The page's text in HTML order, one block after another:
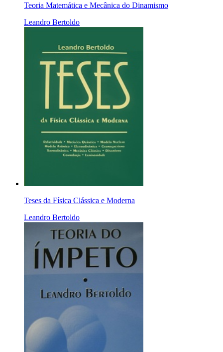
Teoria Matemática e Mecânica do Dinamismo
Leandro Bertoldo
Teses da Física Clássica e Moderna
Leandro Bertoldo